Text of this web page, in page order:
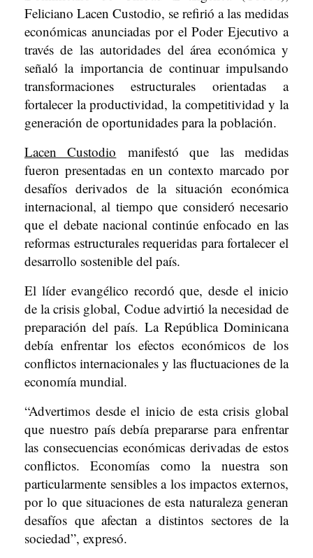
Feliciano Lacen Custodio, se refirió a las medidas
económicas anunciadas por el Poder Ejecutivo a
través de las autoridades del área económica y
señaló la importancia de continuar impulsando
transformaciones estructurales orientadas a
fortalecer la productividad, la competitividad y la
generación de oportunidades para la población.
Lacen Custodio manifestó que las medidas
fueron presentadas en un contexto marcado por
desafíos derivados de la situación económica
internacional, al tiempo que consideró necesario
que el debate nacional continúe enfocado en las
reformas estructurales requeridas para fortalecer el
desarrollo sostenible del país.
El líder evangélico recordó que, desde el inicio
de la crisis global, Codue advirtió la necesidad de
preparación del país. La República Dominicana
debía enfrentar los efectos económicos de los
conflictos internacionales y las fluctuaciones de la
economía mundial.
“Advertimos desde el inicio de esta crisis global
que nuestro país debía prepararse para enfrentar
las consecuencias económicas derivadas de estos
conflictos. Economías como la nuestra son
particularmente sensibles a los impactos externos,
por lo que situaciones de esta naturaleza generan
desafíos que afectan a distintos sectores de la
sociedad”, expresó.